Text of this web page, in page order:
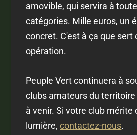
amovible, qui servira à
catégories. Mille euros, un
concret. C'est à ça que sert
opération.
Peuple Vert continuera à
clubs amateurs du
à venir. Si votre club mérite
lumière,contactez-nous.